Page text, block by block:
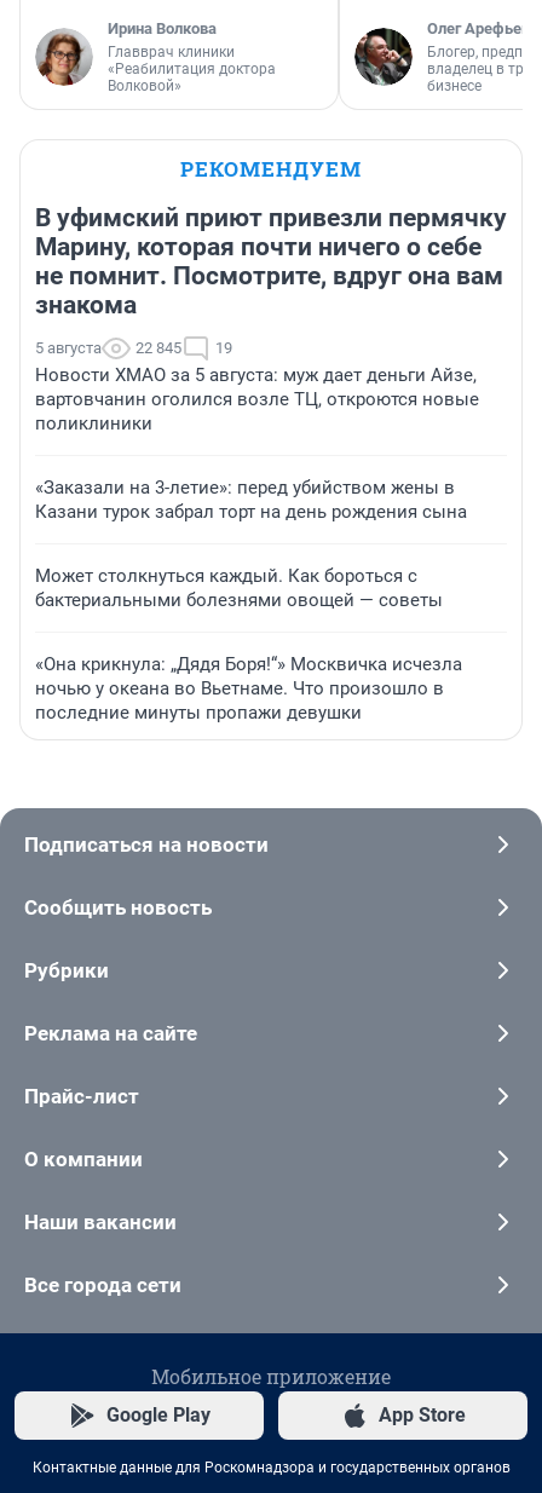
Ирина Волкова
Главврач клиники
«Реабилитация доктора
Волковой»
Олег Арефьев
Блогер,
владелец в
бизнесе
РЕКОМЕНДУЕМ
В уфимский приют привезли пермячку
Марину, которая почти ничего о себе
не помнит. Посмотрите, вдруг она вам
знакома
5 августа 22 845 19
Новости ХМАО за 5 августа: муж дает деньги Айзе,
вартовчанин оголился возле ТЦ, откроются новые
поликлиники
«Заказали на 3-летие»: перед убийством жены в
Казани турок забрал торт на день рождения сына
Может столкнуться каждый. Как бороться с
бактериальными болезнями овощей — советы
«Она крикнула: „Дядя Боря!“» Москвичка исчезла
ночью у океана во Вьетнаме. Что произошло в
последние минуты пропажи девушки
Подписаться на новости
Сообщить новость
Рубрики
Реклама на сайте
Прайс-лист
О компании
Наши вакансии
Все города сети
Мобильное приложение
Google Play App Store
Контактные данные для Роскомнадзора и государственных органов